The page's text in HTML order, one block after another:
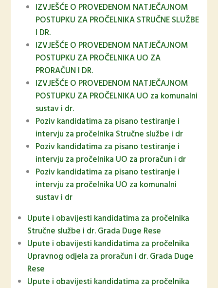
IZVJEŠĆE O PROVEDENOM NATJEČAJNOM
POSTUPKU ZA PROČELNIKA STRUČNE SLUŽBE
I DR.
IZVJEŠĆE O PROVEDENOM NATJEČAJNOM
POSTUPKU ZA PROČELNIKA UO ZA
PRORAČUN I DR.
IZVJEŠĆE O PROVEDENOM NATJEČAJNOM
POSTUPKU ZA PROČELNIKA UO za komunalni
sustav i dr.
Poziv kandidatima za pisano testiranje i
intervju za pročelnika Stručne službe i dr
Poziv kandidatima za pisano testiranje i
intervju za pročelnika UO za proračun i dr
Poziv kandidatima za pisano testiranje i
intervju za pročelnika UO za komunalni
sustav i dr
Upute i obavijesti kandidatima za pročelnika
Stručne službe i dr. Grada Duge Rese
Upute i obavijesti kandidatima za pročelnika
Upravnog odjela za proračun i dr. Grada Duge
Rese
Upute i obavijesti kandidatima za pročelnika